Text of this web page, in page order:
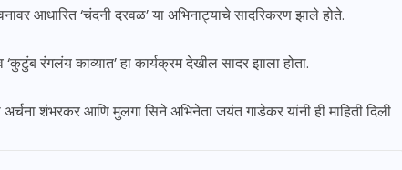
आधारित ‘चंदनी दरवळ’ या अभिनाट्याचे सादरिकरण झाले होते.
रंगलंय काव्यात’ हा कार्यक्रम देखील सादर झाला होता.
अर्चना शंभरकर आणि मुलगा सिने अभिनेता जयंत गाडेकर यांनी ही माहिती दिली